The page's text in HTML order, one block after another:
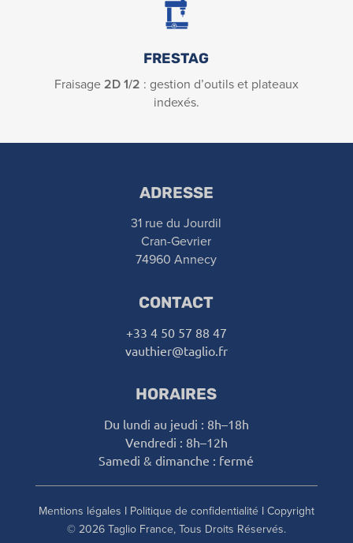
FRESTAG
Fraisage2D 1/2 : gestion d’outils et plateaux
indexés.
ADRESSE
31 rue du Jourdil
Cran-Gevrier
74960 Annecy
CONTACT
+33 4 50 57 88 47
vauthier@taglio.fr
HORAIRES
Du lundi au jeudi : 8h–18h
Vendredi : 8h–12h
Samedi & dimanche : fermé
Mentions légales I Politique de confidentialitéI Copyright
© 2026 Taglio France, Tous Droits Réservés.